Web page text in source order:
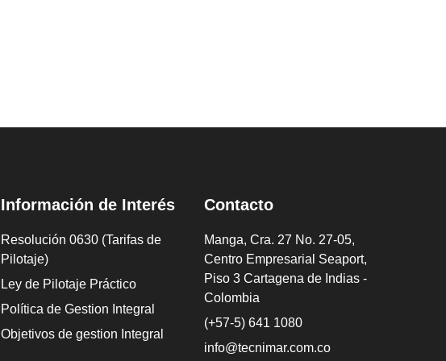
Información de Interés
Resolución 0630 (Tarifas de
Pilotaje)
Ley de Pilotaje Práctico
Política de Gestion Integral
Objetivos de gestion Integral
Contacto
Manga, Cra. 27 No. 27-05,
Centro Empresarial Seaport,
Piso 3 Cartagena de Indias -
Colombia
(+57-5) 641 1080
info@tecnimar.com.co